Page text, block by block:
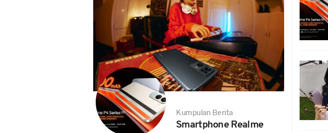
Kumpulan Berita
Smartphone Realme